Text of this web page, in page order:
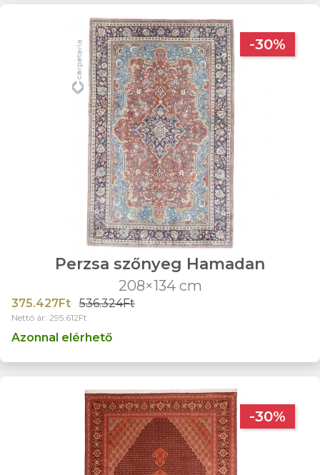
-30%
Perzsa szőnyeg Hamadan
208×134 cm
375.427Ft 536.324Ft
Nettó ár: 295.612Ft
Azonnal elérhető
-30%